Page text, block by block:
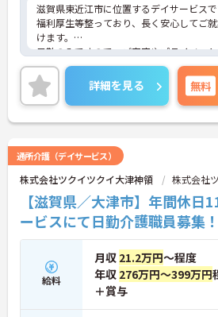
滋賀県東近江市に位置するデイサービスで
福利厚生等整っており、長く安心してご
けます。
日勤のみですので、ご家庭やプライベー
もしやすいです。
ご興味のある方には、面接対策ポイントな
に詳細をお話しいたしますのでお気軽に
さい！
詳細を見る 無料
通所介護（デイサービス）
株式会社ツクイツクイ大津神領 株式会社
【滋賀県／大津市】年間休日
ービスにて日勤介護職員募集
給料
月収 21.2万円～程度
年収 276万円～399万円
＋賞与